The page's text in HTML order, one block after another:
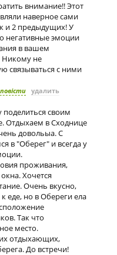
внимание!! Этот
наверное сами
и 2 предыдущих! У
негативные эмоции
в вашем
Никому не
связываться с ними
удалить
поделиться своим
Отдыхаем в Сходнице
довольыа. С
в "Оберег" и всегда у
проживания,
Хочется
Очень вкусно,
еде, но в Обереги ела
Так что
место.
отдыхающих,
До встречи!